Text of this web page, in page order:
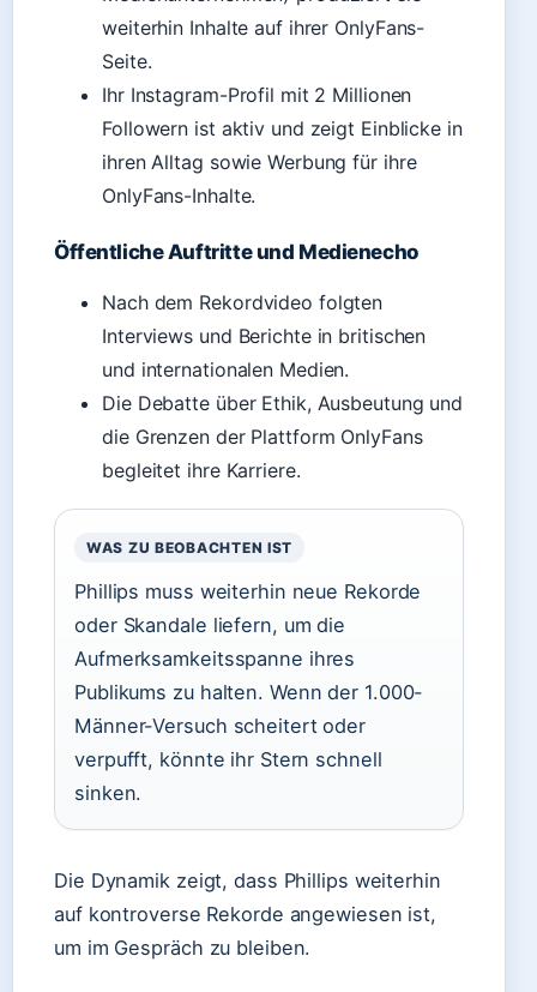
weiterhin Inhalte auf ihrer OnlyFans-
Seite.
Ihr Instagram-Profil mit 2 Millionen
Followern ist aktiv und zeigt Einblicke in
ihren Alltag sowie Werbung für ihre
OnlyFans-Inhalte.
Öffentliche Auftritte und Medienecho
Nach dem Rekordvideo folgten
Interviews und Berichte in britischen
und internationalen Medien.
Die Debatte über Ethik, Ausbeutung und
die Grenzen der Plattform OnlyFans
begleitet ihre Karriere.
WAS ZU BEOBACHTEN IST
Phillips muss weiterhin neue Rekorde
oder Skandale liefern, um die
Aufmerksamkeitsspanne ihres
Publikums zu halten. Wenn der 1.000-
Männer-Versuch scheitert oder
verpufft, könnte ihr Stern schnell
sinken.
Die Dynamik zeigt, dass Phillips weiterhin
auf kontroverse Rekorde angewiesen ist,
um im Gespräch zu bleiben.